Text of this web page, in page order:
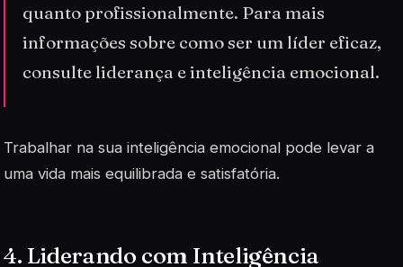
quanto profissionalmente. Para mais
informações sobre como ser um líder eficaz,
consulte liderança e inteligência emocional.
Trabalhar na sua inteligência emocional pode levar a
uma vida mais equilibrada e satisfatória.
4. Liderando com Inteligência